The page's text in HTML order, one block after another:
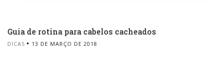
Guia de rotina para cabelos cacheados
DICAS 13 DE MARÇO DE 2018